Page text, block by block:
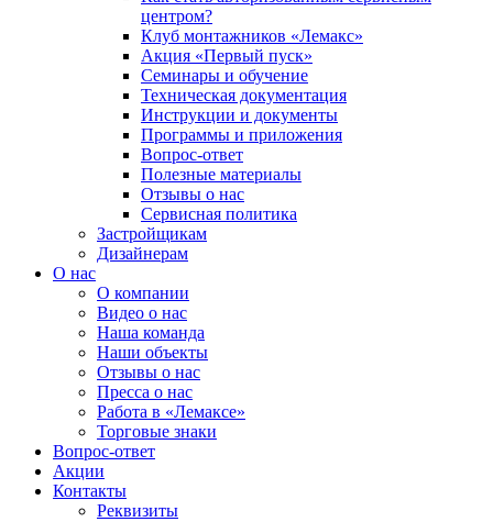
центром?
Клуб монтажников «Лемакс»
Акция «Первый пуск»
Семинары и обучение
Техническая документация
Инструкции и документы
Программы и приложения
Вопрос-ответ
Полезные материалы
Отзывы о нас
Сервисная политика
Застройщикам
Дизайнерам
О нас
О компании
Видео о нас
Наша команда
Наши объекты
Отзывы о нас
Пресса о нас
Работа в «Лемаксе»
Торговые знаки
Вопрос-ответ
Акции
Контакты
Реквизиты